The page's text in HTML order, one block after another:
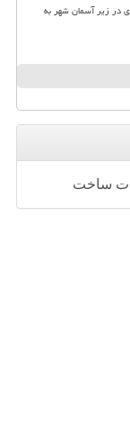
در زیر آسمان شهر به
ساخت